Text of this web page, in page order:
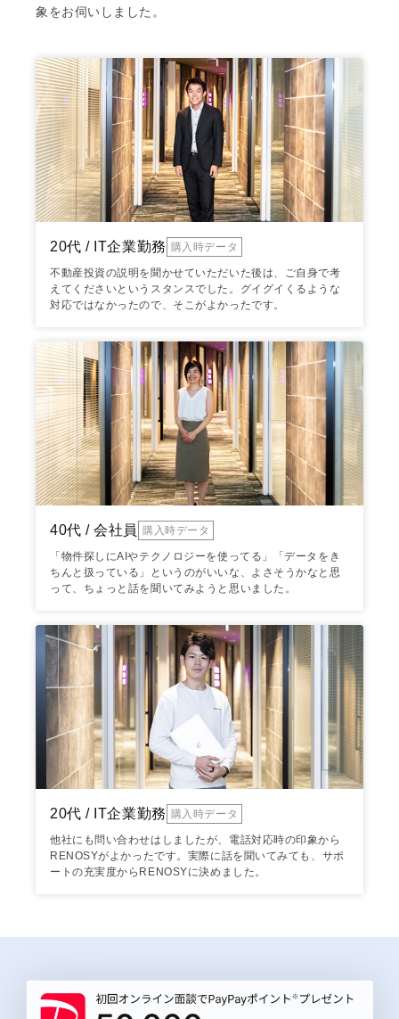
象をお伺いしました。
20代 / IT企業勤務 購入時データ
不動産投資の説明を聞かせていただいた後は、ご自身で考
えてくださいというスタンスでした。グイグイくるような
対応ではなかったので、そこがよかったです。
40代 / 会社員 購入時データ
「物件探しにAIやテクノロジーを使ってる」「データをき
ちんと扱っている」というのがいいな、よさそうかなと思
って、ちょっと話を聞いてみようと思いました。
20代 / IT企業勤務 購入時データ
他社にも問い合わせはしましたが、電話対応時の印象から
RENOSYがよかったです。実際に話を聞いてみても、サポ
ートの充実度からRENOSYに決めました。